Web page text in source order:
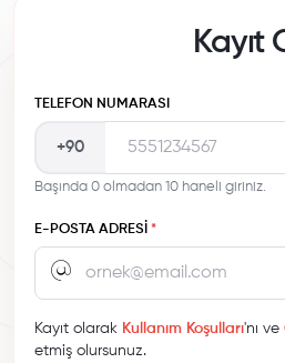
Kayıt
TELEFON NUMARASI
+90
Başında 0 olmadan 10 haneli giriniz.
E-POSTA ADRESI *
Kayıt olarak Kullanım Koşulları'nı ve
etmiş olursunuz.